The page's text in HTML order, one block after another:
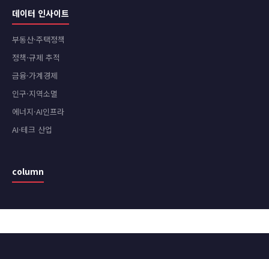
데이터 인사이트
부동산·주택정책
정책·규제 추적
금융·가계경제
인구·지역소멸
에너지·AI인프라
AI·테크 산업
column